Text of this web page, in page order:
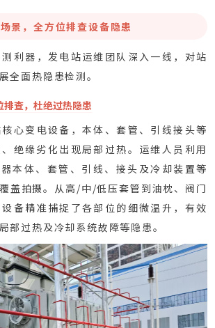
景，全方位排查设备隐患
利器，发电站运维团队深入一线，对站
全面热隐患检测。
排查，杜绝过热隐患
心变电设备，本体、套管、引线接头等
绝缘劣化出现局部过热。运维人员利用
本体、套管、引线、接头及冷却装置等
盖拍摄。从高/中/低压套管到油枕、阀门
备精准捕捉了各部位的细微温升，有效
部过热及冷却系统故障等隐患。